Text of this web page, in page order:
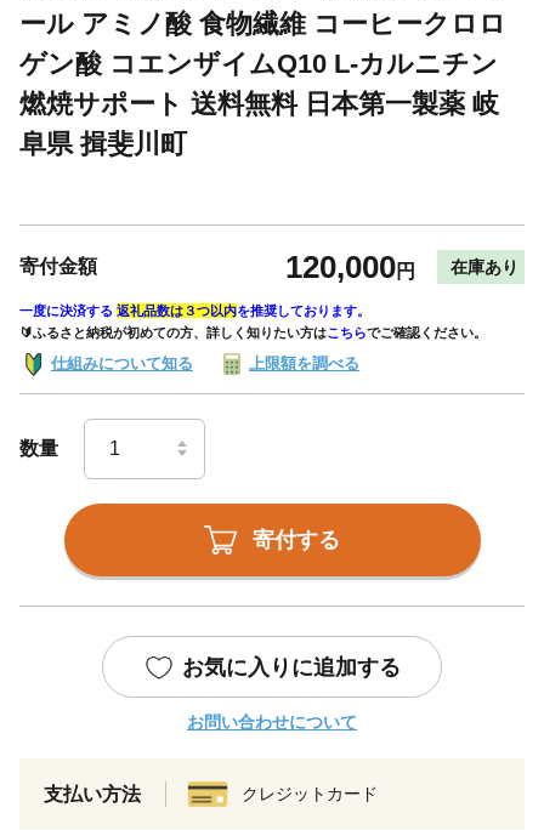
ール アミノ酸 食物繊維 コーヒークロロ
ゲン酸 コエンザイムQ10 L-カルニチン
燃焼サポート 送料無料 日本第一製薬 岐
阜県 揖斐川町
寄付金額 120,000円 在庫あり
一度に決済する 返礼品数は３つ以内を推奨しております。
🔰ふるさと納税が初めての方、詳しく知りたい方はこちらでご確認ください。
仕組みについて知る 上限額を調べる
数量
寄付する
お気に入りに追加する
お問い合わせについて
支払い方法 クレジットカード